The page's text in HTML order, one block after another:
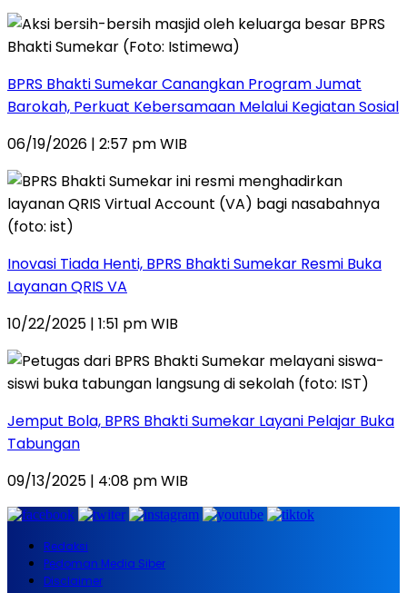
BPRS Bhakti Sumekar Canangkan Program Jumat
Barokah, Perkuat Kebersamaan Melalui Kegiatan Sosial
06/19/2026 | 2:57 pm WIB
Inovasi Tiada Henti, BPRS Bhakti Sumekar Resmi Buka
Layanan QRIS VA
10/22/2025 | 1:51 pm WIB
Jemput Bola, BPRS Bhakti Sumekar Layani Pelajar Buka
Tabungan
09/13/2025 | 4:08 pm WIB
Redaksi
Pedoman Media Siber
Disclaimer